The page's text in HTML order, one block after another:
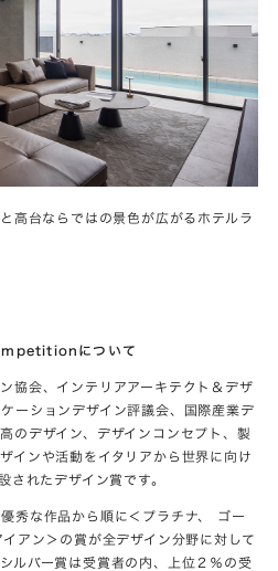
高台ならではの景色が広がるホテルラ
について
協会、インテリアアーキテクト＆デザ
ーションデザイン評議会、国際産業デ
のデザイン、デザインコンセプト、製
インや活動をイタリアから世界に向け
れたデザイン賞です。
秀な作品から順に＜プラチナ、 ゴー
アン＞の賞が全デザイン分野に対して
ルバー賞は受賞者の内、上位２％の受